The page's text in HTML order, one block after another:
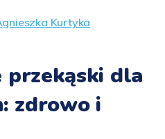
Kurtyka
dla
zdrowo i